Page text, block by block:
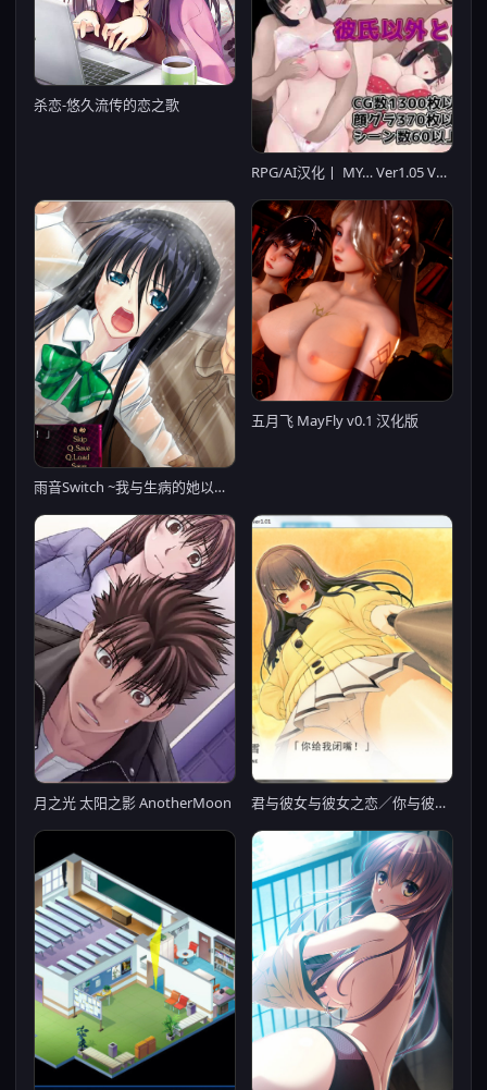
杀恋-悠久流传的恋之歌
RPG/AI汉化丨 MY… Ver1.05 Ver241121 AI汉化版 + 存档 【20241217】
雨音Switch ~我与生病的她以及不停歇的雨~
五月飞 MayFly v0.1 汉化版
月之光 太阳之影 AnotherMoon 君与彼女与彼女之恋／你与彼女和彼女之恋